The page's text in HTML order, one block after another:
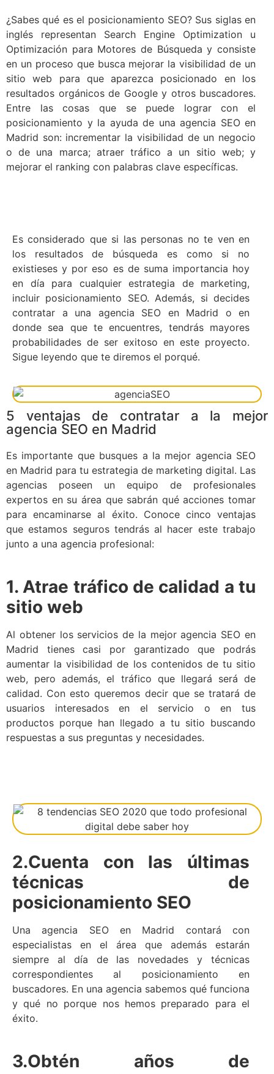
¿Sabes qué es el posicionamiento SEO? Sus siglas en
inglés representan Search Engine Optimization u
Optimización para Motores de Búsqueda y consiste
en un proceso que busca mejorar la visibilidad de un
sitio web para que aparezca posicionado en los
resultados orgánicos de Google y otros buscadores.
Entre las cosas que se puede lograr con el
posicionamiento y la ayuda de una agencia SEO en
Madrid son: incrementar la visibilidad de un negocio
o de una marca; atraer tráfico a un sitio web; y
mejorar el ranking con palabras clave específicas.
Es considerado que si las personas no te ven en
los resultados de búsqueda es como si no
existieses y por eso es de suma importancia hoy
en día para cualquier estrategia de marketing,
incluir posicionamiento SEO. Además, si decides
contratar a una agencia SEO en Madrid o en
donde sea que te encuentres, tendrás mayores
probabilidades de ser exitoso en este proyecto.
Sigue leyendo que te diremos el porqué.
5 ventajas de contratar a la mejor
agencia SEO en Madrid
Es importante que busques a la mejor agencia SEO
en Madrid para tu estrategia de marketing digital. Las
agencias poseen un equipo de profesionales
expertos en su área que sabrán qué acciones tomar
para encaminarse al éxito. Conoce cinco ventajas
que estamos seguros tendrás al hacer este trabajo
junto a una agencia profesional:
1. Atrae tráfico de calidad a tu
sitio web
Al obtener los servicios de la mejor agencia SEO en
Madrid tienes casi por garantizado que podrás
aumentar la visibilidad de los contenidos de tu sitio
web, pero además, el tráfico que llegará será de
calidad. Con esto queremos decir que se tratará de
usuarios interesados en el servicio o en tus
productos porque han llegado a tu sitio buscando
respuestas a sus preguntas y necesidades.
2.Cuenta con las últimas
técnicas de
posicionamiento SEO
Una agencia SEO en Madrid contará con
especialistas en el área que además estarán
siempre al día de las novedades y técnicas
correspondientes al posicionamiento en
buscadores. En una agencia sabemos qué funciona
y qué no porque nos hemos preparado para el
éxito.
3.Obtén años de